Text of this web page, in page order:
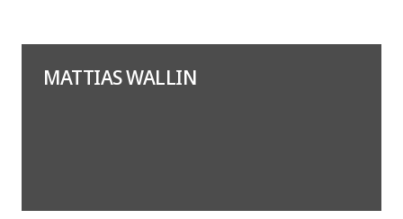
MATTIAS WALLIN